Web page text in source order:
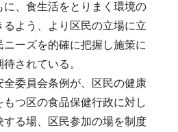
に、食生活をとりまく環境の
よう、より区民の立場に立
ーズを的確に把握し施策に
されている。
委員会条例が、区民の健康
つ区の食品保健行政に対し
する場、区民参加の場を制度